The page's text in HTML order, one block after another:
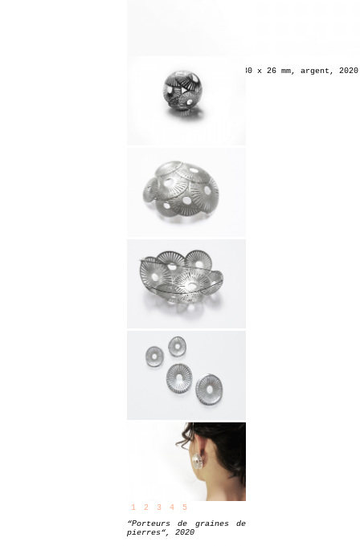
Coccosphère , 30 x 30 x 26 mm, argent, 2020
1 2 3 4
5
“Porteurs de graines de
pierres“, 2020